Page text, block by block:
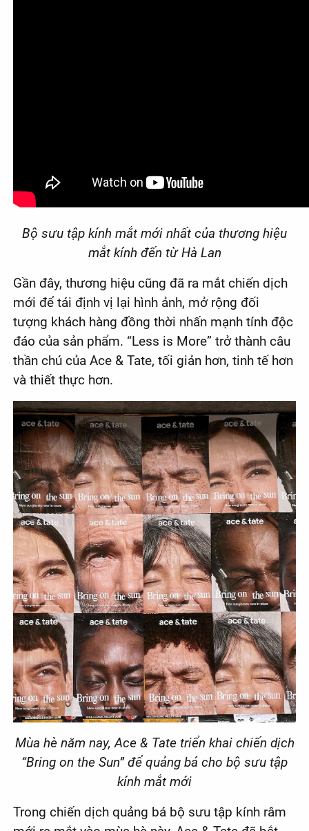
Bộ sưu tập kính mắt mới nhất của thương hiệu
mắt kính đến từ Hà Lan
Gần đây, thương hiệu cũng đã ra mắt chiến dịch
mới để tái định vị lại hình ảnh, mở rộng đối
tượng khách hàng đồng thời nhấn mạnh tính độc
đáo của sản phẩm. “Less is More” trở thành câu
thần chú của Ace & Tate, tối giản hơn, tinh tế hơn
và thiết thực hơn.
Mùa hè năm nay, Ace & Tate triển khai chiến dịch
“Bring on the Sun” để quảng bá cho bộ sưu tập
kính mắt mới
Trong chiến dịch quảng bá bộ sưu tập kính râm